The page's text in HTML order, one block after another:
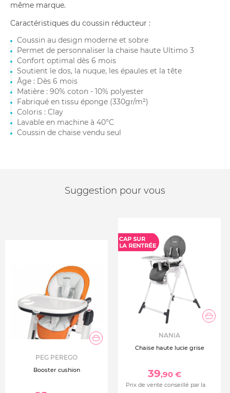
même marque.
Caractéristiques du coussin réducteur :
Coussin au design moderne et sobre
Permet de personnaliser la chaise haute Ultimo 3
Confort optimal dès 6 mois
Soutient le dos, la nuque, les épaules et la tête
Âge : Dès 6 mois
Matière : 90% coton - 10% polyester
Fabriqué en tissu éponge (330gr/m²)
Coloris : Clay
Lavable en machine à 40°C
Coussin de chaise vendu seul
Suggestion pour vous
PEG PEREGO
Booster cushion
NANIA
Chaise haute lucie grise
39,90 €
Prix de vente conseillé par la